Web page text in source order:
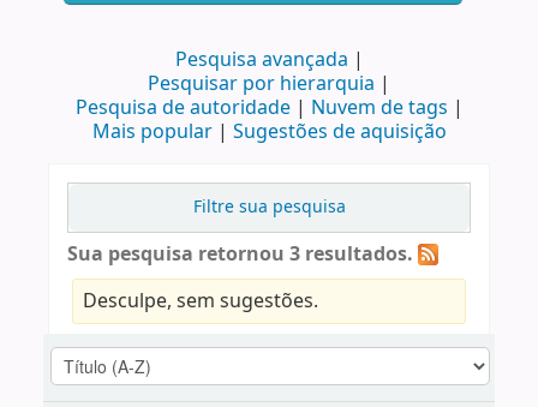
Pesquisa avançada
Pesquisar por hierarquia
Pesquisa de autoridade
Nuvem de tags
Mais popular
Sugestões de aquisição
Filtre sua pesquisa
Sua pesquisa retornou 3 resultados.
Desculpe, sem sugestões.